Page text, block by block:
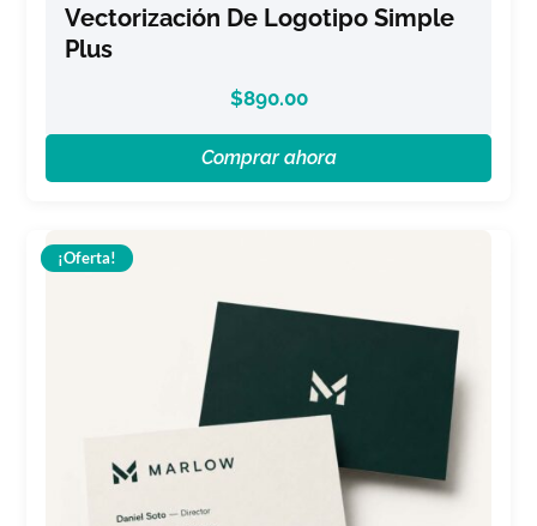
Vectorización De Logotipo Simple
Plus
$890.00
Comprar ahora
¡Oferta!